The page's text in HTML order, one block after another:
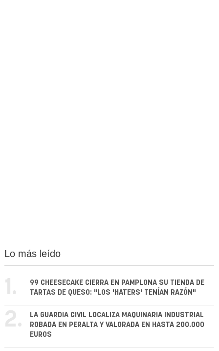
Lo más leído
1.
99 CHEESECAKE CIERRA EN PAMPLONA SU TIENDA DE
TARTAS DE QUESO: "LOS 'HATERS' TENÍAN RAZÓN"
2.
LA GUARDIA CIVIL LOCALIZA MAQUINARIA INDUSTRIAL
ROBADA EN PERALTA Y VALORADA EN HASTA 200.000
EUROS